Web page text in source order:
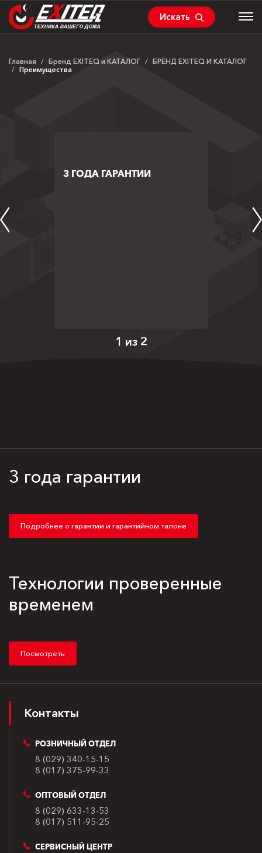
Искать
Главная / Бренд EXITEQ и КАТАЛОГ / БРЕНД EXITEQ И КАТАЛОГ
/ Преимущества
3 ГОДА ГАРАНТИИ
1 из 2
3 года гарантии
Подробнее о гарантии и гарантийном талоне
Технологии проверенные
временем
Посмотреть
Контакты
РОЗНИЧНЫЙ ОТДЕЛ
8 (029) 340-15-15
8 (017) 375-99-33
ОПТОВЫЙ ОТДЕЛ
8 (029) 633-13-53
8 (017) 511-95-25
СЕРВИСНЫЙ ЦЕНТР